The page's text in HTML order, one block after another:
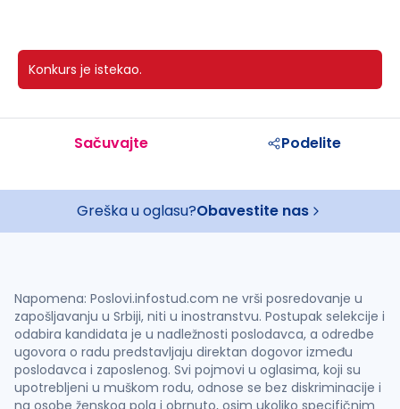
Konkurs je istekao.
Sačuvajte Podelite
Greška u oglasu?Obavestite nas
Napomena: Poslovi.infostud.com ne vrši posredovanje u
zapošljavanju u Srbiji, niti u inostranstvu. Postupak selekcije i
odabira kandidata je u nadležnosti poslodavca, a odredbe
ugovora o radu predstavljaju direktan dogovor između
poslodavca i zaposlenog. Svi pojmovi u oglasima, koji su
upotrebljeni u muškom rodu, odnose se bez diskriminacije i
na osobe ženskog pola i obrnuto, osim ukoliko specifičnim